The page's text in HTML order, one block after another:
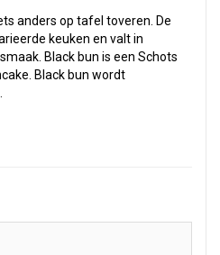
anders op tafel toveren. De
keuken en valt in
Black bun is een Schots
Black bun wordt